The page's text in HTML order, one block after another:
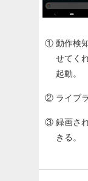
① 動作検
せてく
起動。
② ライブラ
③ 録画さ
きる。